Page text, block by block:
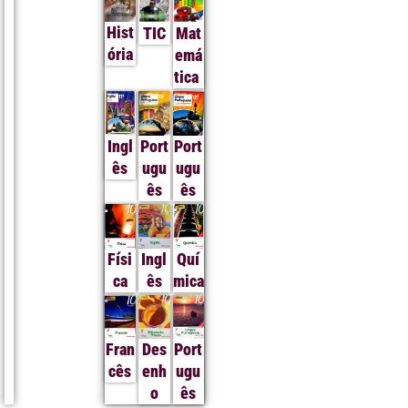
Hist
ória
TIC Mat
emá
tica
Ingl
ês
Port
ugu
ês
Port
ugu
ês
Físi
ca
Ingl
ês
Quí
mica
Fran
cês
Des
enh
o
Port
ugu
ês